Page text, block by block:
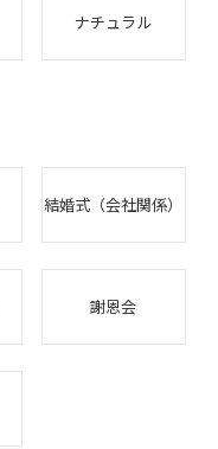
ナチュラル
結婚式（会社関係）
謝恩会